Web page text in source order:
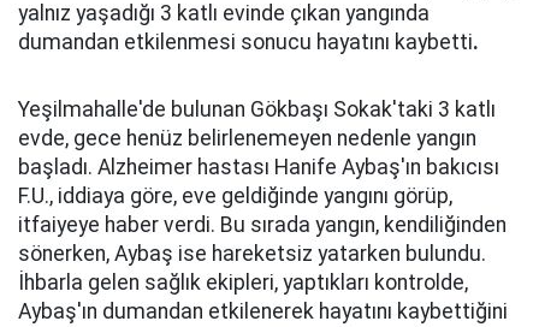
yalnız yaşadığı 3 katlı evinde çıkan yangında
dumandan etkilenmesi sonucu hayatını kaybetti.
Yeşilmahalle'de bulunan Gökbaşı Sokak'taki 3 katlı
evde, gece henüz belirlenemeyen nedenle yangın
başladı. Alzheimer hastası Hanife Aybaş'ın bakıcısı
F.U., iddiaya göre, eve geldiğinde yangını görüp,
itfaiyeye haber verdi. Bu sırada yangın, kendiliğinden
sönerken, Aybaş ise hareketsiz yatarken bulundu.
İhbarla gelen sağlık ekipleri, yaptıkları kontrolde,
Aybaş'ın dumandan etkilenerek hayatını kaybettiğini